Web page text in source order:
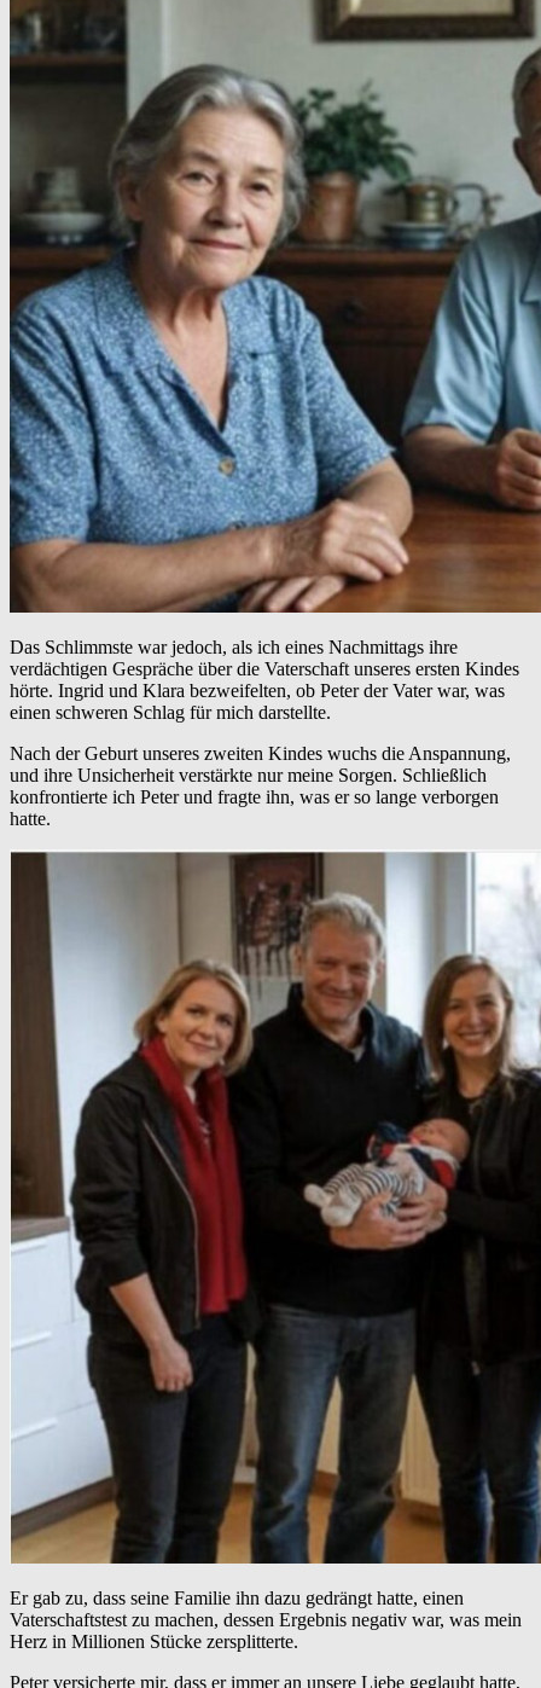
Das Schlimmste war jedoch, als ich eines Nachmittags ihre
verdächtigen Gespräche über die Vaterschaft unseres ersten Kindes
hörte. Ingrid und Klara bezweifelten, ob Peter der Vater war, was
einen schweren Schlag für mich darstellte.
Nach der Geburt unseres zweiten Kindes wuchs die Anspannung,
und ihre Unsicherheit verstärkte nur meine Sorgen. Schließlich
konfrontierte ich Peter und fragte ihn, was er so lange verborgen
hatte.
Er gab zu, dass seine Familie ihn dazu gedrängt hatte, einen
Vaterschaftstest zu machen, dessen Ergebnis negativ war, was mein
Herz in Millionen Stücke zersplitterte.
Peter versicherte mir, dass er immer an unsere Liebe geglaubt hatte,